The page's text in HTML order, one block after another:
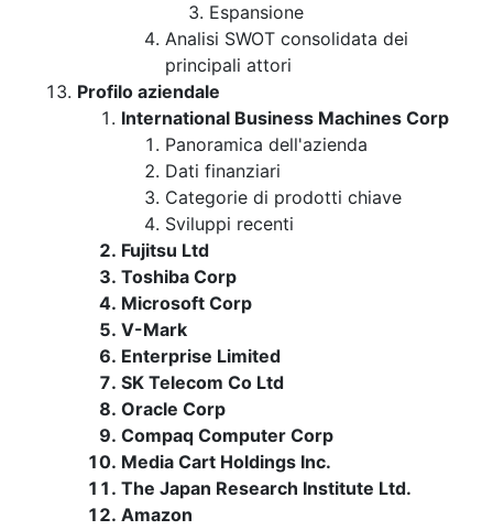
Espansione
Analisi SWOT consolidata dei
principali attori
Profilo aziendale
International Business Machines Corp
Panoramica dell'azienda
Dati finanziari
Categorie di prodotti chiave
Sviluppi recenti
Fujitsu Ltd
Toshiba Corp
Microsoft Corp
V-Mark
Enterprise Limited
SK Telecom Co Ltd
Oracle Corp
Compaq Computer Corp
Media Cart Holdings Inc.
The Japan Research Institute Ltd.
Amazon